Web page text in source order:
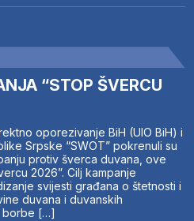
“STOP ŠVERCU
oporezivanje BiH (UIO BiH) i
Srpske “SWOT” pokrenuli su
protiv šverca duvana, ove
2026”. Cilj kampanje
svijesti građana o štetnosti i
duvana i duvanskih
borbe […]